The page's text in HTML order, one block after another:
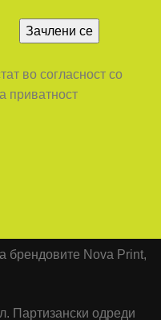
во согласност со
приватност
Nova Print,
Партизански одреди